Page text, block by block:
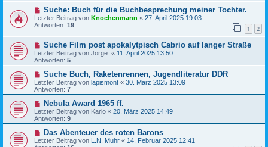
Suche: Buch für die Buchbesprechung meiner Tochter.
Letzter Beitrag von Knochenmann « 27. April 2025 19:03
Antworten: 19 1 2
Suche Film post apokalytpisch Cabrio auf langer Straße
Letzter Beitrag von Jorge. « 11. April 2025 13:50
Antworten: 5
Suche Buch, Raketenrennen, Jugendliteratur DDR
Letzter Beitrag von lapismont « 30. März 2025 13:09
Antworten: 7
Nebula Award 1965 ff.
Letzter Beitrag von Karlo « 20. März 2025 14:49
Antworten: 9
Das Abenteuer des roten Barons
Letzter Beitrag von L.N. Muhr « 14. Februar 2025 12:41